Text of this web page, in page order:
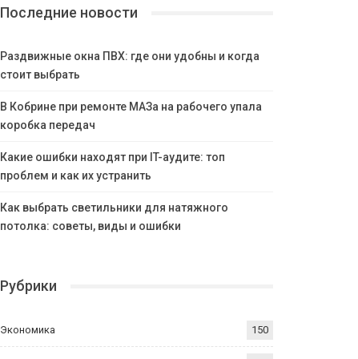
Последние новости
Раздвижные окна ПВХ: где они удобны и когда
стоит выбрать
В Кобрине при ремонте МАЗа на рабочего упала
коробка передач
Какие ошибки находят при IT-аудите: топ
проблем и как их устранить
Как выбрать светильники для натяжного
потолка: советы, виды и ошибки
Рубрики
Экономика 150